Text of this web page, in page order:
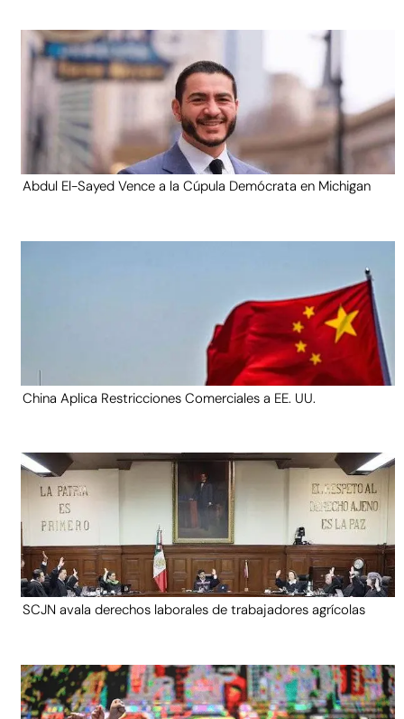
Abdul El-Sayed Vence a la Cúpula Demócrata en Michigan
China Aplica Restricciones Comerciales a EE. UU.
SCJN avala derechos laborales de trabajadores agrícolas